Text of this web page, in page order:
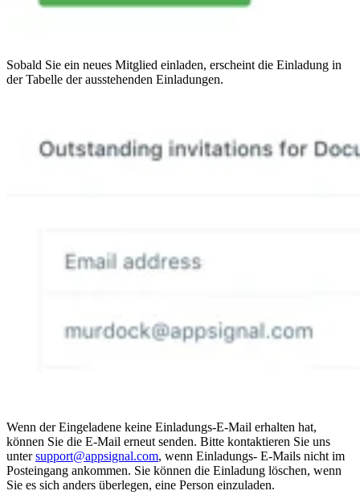
Sobald Sie ein neues Mitglied einladen, erscheint die Einladung in
der Tabelle der ausstehenden Einladungen.
Wenn der Eingeladene keine Einladungs-E-Mail erhalten hat,
können Sie die E-Mail erneut senden. Bitte kontaktieren Sie uns
untersupport@appsignal.com, wenn Einladungs- E-Mails nicht im
Posteingang ankommen. Sie können die Einladung löschen, wenn
Sie es sich anders überlegen, eine Person einzuladen.